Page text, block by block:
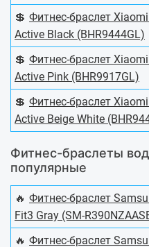
💲 Фитнес-браслет
Active Black (BHR9444GL)
💲 Фитнес-браслет
Active Pink (BHR9917GL)
💲 Фитнес-браслет
Active Beige White
Фитнес-браслеты
популярные
🔥 Фитнес-браслет
Fit3 Gray (SM-
🔥 Фитнес-браслет